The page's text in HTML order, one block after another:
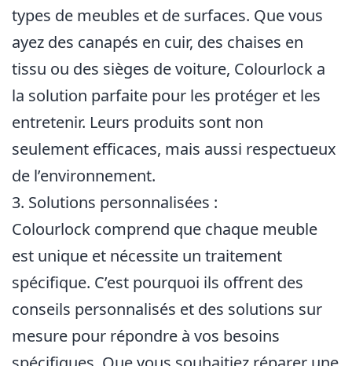
types de meubles et de surfaces. Que vous
ayez des canapés en cuir, des chaises en
tissu ou des sièges de voiture, Colourlock a
la solution parfaite pour les protéger et les
entretenir. Leurs produits sont non
seulement efficaces, mais aussi respectueux
de l’environnement.
3. Solutions personnalisées :
Colourlock comprend que chaque meuble
est unique et nécessite un traitement
spécifique. C’est pourquoi ils offrent des
conseils personnalisés et des solutions sur
mesure pour répondre à vos besoins